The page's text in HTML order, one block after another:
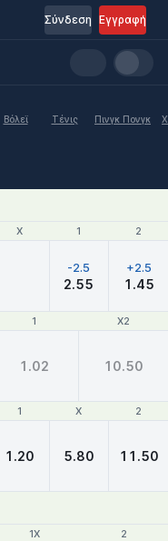
Εγγραφή
Σύνδεση
Βόλεϊ Τένις Πινγκ Πονγκ
Χ 1 2
Χ 1 2
-2.5
2.55
+2.5
1.45
1 X2
1 X2
1.02 10.50
1 X 2
1 X 2
1.20 5.80 11.50
1X 2
1X 2